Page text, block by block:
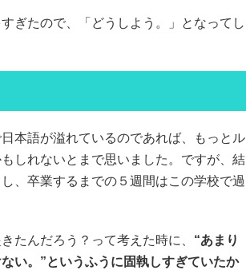
ぎたので、「どうしよう。」となってし
本語が溢れているのであれば、もっとル
しれないとまで思いました。ですが、結
、卒業するまでの５週間はこの学校で過
たんだろう？って考えた時に、 “あまり
い。”というふうに固執しすぎていたか